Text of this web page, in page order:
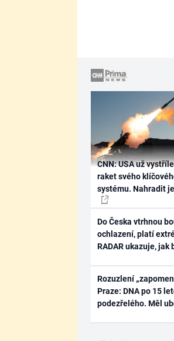
CNN: USA už
raket svého
systému. Nahradit
Do Česka vtrhnou
ochlazení, platí
RADAR ukazuje, jak
Rozuzlení
Praze: DNA po 15
podezřelého. Měl